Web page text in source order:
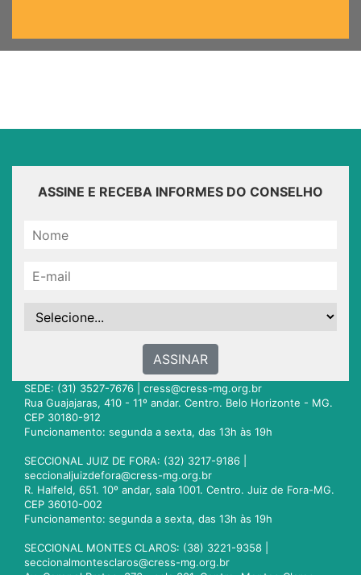
ASSINE E RECEBA INFORMES DO CONSELHO
ASSINAR
SEDE: (31) 3527-7676 | cress@cress-mg.org.br
Rua Guajajaras, 410 - 11º andar. Centro. Belo Horizonte - MG.
CEP 30180-912
Funcionamento: segunda a sexta, das 13h às 19h
SECCIONAL JUIZ DE FORA: (32) 3217-9186 |
seccionaljuizdefora@cress-mg.org.br
R. Halfeld, 651. 10º andar, sala 1001. Centro. Juiz de Fora-MG.
CEP 36010-002
Funcionamento: segunda a sexta, das 13h às 19h
SECCIONAL MONTES CLAROS: (38) 3221-9358 |
seccionalmontesclaros@cress-mg.org.br